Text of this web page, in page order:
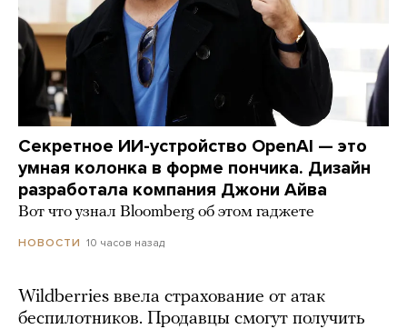
Секретное ИИ-устройство OpenAI — это
умная колонка в форме пончика. Дизайн
разработала компания Джони Айва
Вот что узнал Bloomberg об этом гаджете
НОВОСТИ 10 часов назад
Wildberries ввела страхование от атак
беспилотников. Продавцы смогут получить